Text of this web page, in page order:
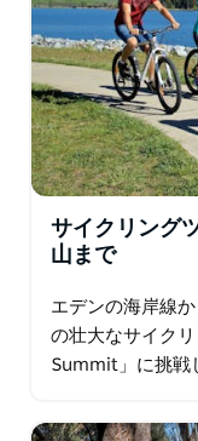
サイクリング
山まで
エデンの海岸線
の壮大なサイク
Summit」に挑戦